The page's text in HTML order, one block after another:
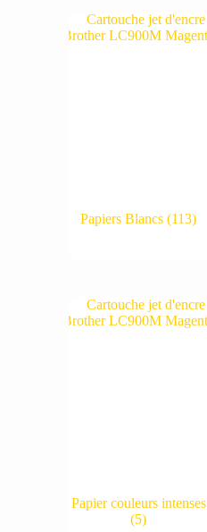
Papiers Blancs(113)
Papier couleurs intenses
(5)